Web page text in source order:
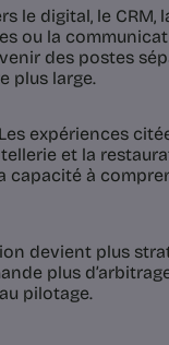
le digital, le CRM,
ou la
des postes
plus large.
expériences
et la
capacité à
devient plus
plus
pilotage.